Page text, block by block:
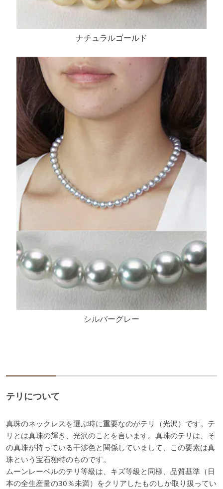
ナチュラルゴールド
シルバーグレー
テリについて
真珠のネックレスを選ぶ時に重要なのがテリ（光沢）です。テ
リとは真珠の輝き、光沢のことを言います。真珠のテリは、そ
の真珠が持っている干渉色と関係していまして、この要素は真
珠という宝石独特のものです。
ムーンレーベルのテリ等級は、キズ等級と同様、品質基準（日
本の全生産量の30％未満）をクリアしたものしか取り扱ってい